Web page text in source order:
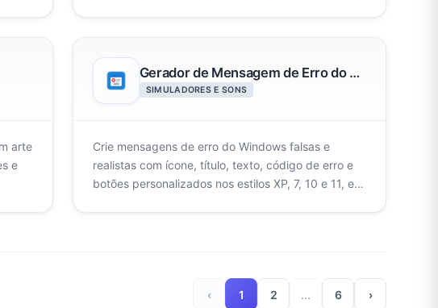
arte
e
Gerador de Mensagem de Erro do Windows
SIMULADORES E SONS
Crie mensagens de erro do Windows falsas e
realistas com ícone, título, texto, código de erro e
botões personalizados nos estilos XP, 7, 10 e 11, e
‹ 1 2 ... 6 ›